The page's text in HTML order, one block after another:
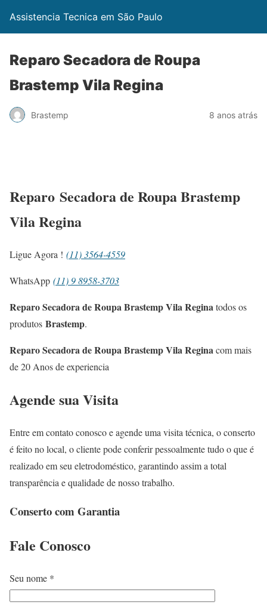
Assistencia Tecnica em São Paulo
Reparo Secadora de Roupa
Brastemp Vila Regina
Brastemp 8 anos atrás
Reparo Secadora de Roupa Brastemp
Vila Regina
Ligue Agora ! (11) 3564-4559
WhatsApp (11) 9 8958-3703
Reparo Secadora de Roupa Brastemp Vila Reginatodos os
produtos Brastemp.
Reparo Secadora de Roupa Brastemp Vila Reginacom mais
de 20 Anos de experiencia
Agende sua Visita
Entre em contato conosco e agende uma visita técnica, o conserto
é feito no local, o cliente pode conferir pessoalmente tudo o que é
realizado em seu eletrodoméstico, garantindo assim a total
transparência e qualidade de nosso trabalho.
Conserto com Garantia
Fale Conosco
Seu nome *